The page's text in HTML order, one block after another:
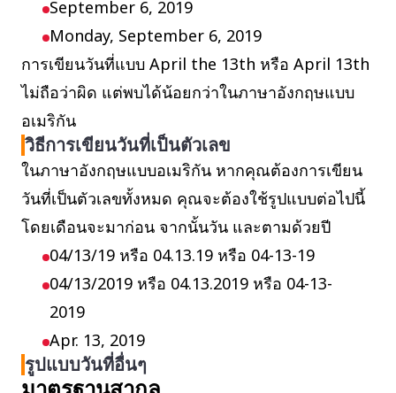
September 6, 2019
Monday, September 6, 2019
การเขียนวันที่แบบ April the 13th หรือ April 13th
ไม่ถือว่าผิด แต่พบได้น้อยกว่าในภาษาอังกฤษแบบ
อเมริกัน
วิธีการเขียนวันที่เป็นตัวเลข
ในภาษาอังกฤษแบบอเมริกัน หากคุณต้องการเขียน
วันที่เป็นตัวเลขทั้งหมด คุณจะต้องใช้รูปแบบต่อไปนี้
โดยเดือนจะมาก่อน จากนั้นวัน และตามด้วยปี
04/13/19 หรือ 04.13.19 หรือ 04-13-19
04/13/2019 หรือ 04.13.2019 หรือ 04-13-
2019
Apr. 13, 2019
รูปแบบวันที่อื่นๆ